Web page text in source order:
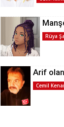
Rüya
Arif
Cemil